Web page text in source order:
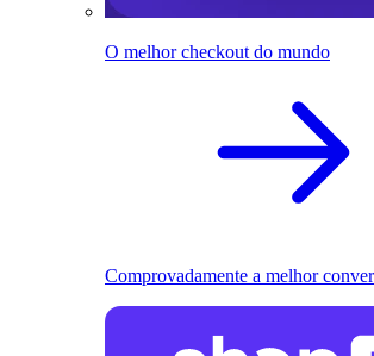
O melhor checkout do mundo
Comprovadamente a melhor